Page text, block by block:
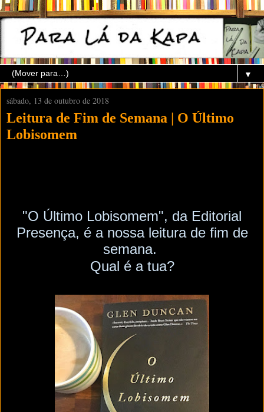
▼
sábado, 13 de outubro de 2018
Leitura de Fim de Semana | O Último
Lobisomem
"O Último Lobisomem", da Editorial
Presença, é a nossa leitura de fim de
semana.
Qual é a tua?